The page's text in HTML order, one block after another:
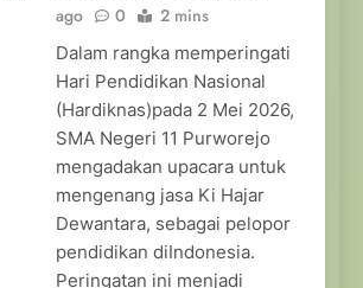
ago
0 2 mins
Dalam rangka memperingati
Hari Pendidikan Nasional
(Hardiknas)pada 2 Mei 2026,
SMA Negeri 11 Purworejo
mengadakan upacara untuk
mengenang jasa Ki Hajar
Dewantara, sebagai pelopor
pendidikan diIndonesia.
Peringatan ini menjadi